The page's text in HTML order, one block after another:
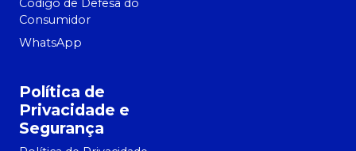
Código de Defesa do
Consumidor
WhatsApp
Política de
Privacidade e
Segurança